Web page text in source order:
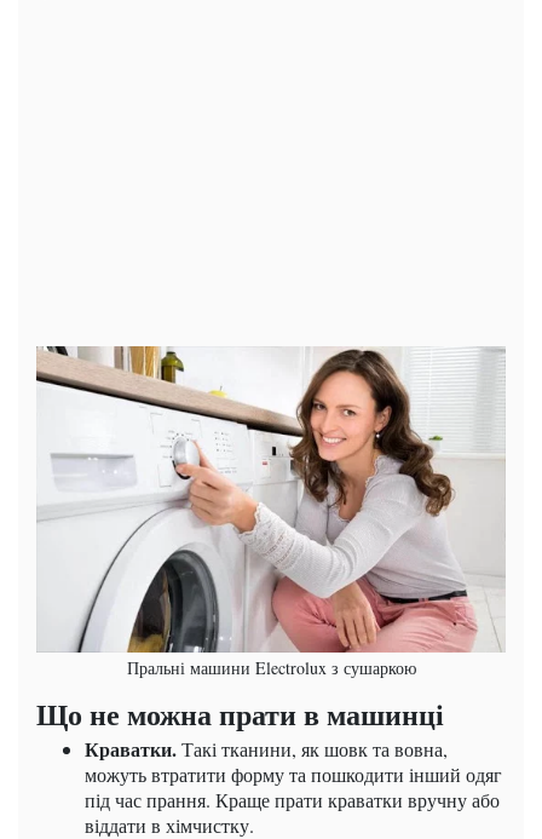
Пральні машини Electrolux з сушаркою
Що не можна прати в машинці
Краватки.Такі тканини, як шовк та вовна,
можуть втратити форму та пошкодити інший одяг
під час прання. Краще прати краватки вручну або
віддати в хімчистку.